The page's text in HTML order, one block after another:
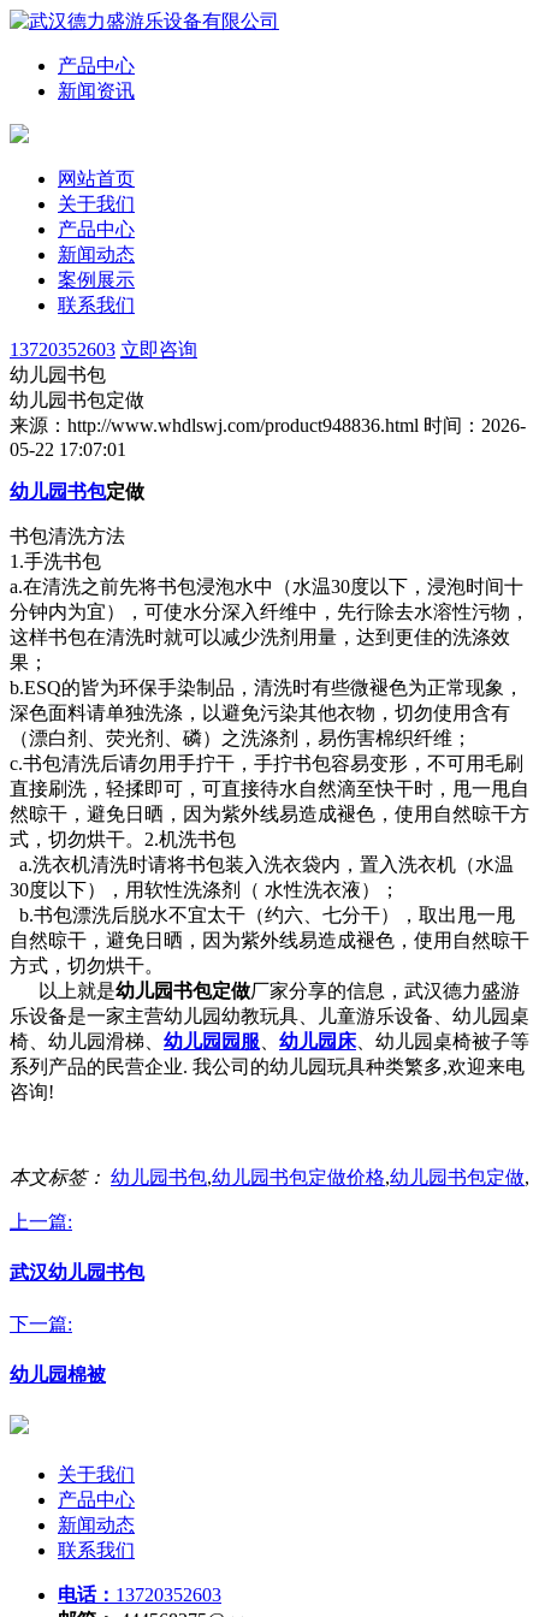
产品中心
新闻资讯
网站首页
关于我们
产品中心
新闻动态
案例展示
联系我们
13720352603 立即咨询
幼儿园书包
幼儿园书包定做
来源：http://www.whdlswj.com/product948836.html 时间：2026-
05-22 17:07:01
幼儿园书包定做
书包清洗方法
1.手洗书包
a.在清洗之前先将书包浸泡水中（水温30度以下，浸泡时间十
分钟内为宜），可使水分深入纤维中，先行除去水溶性污物，
这样书包在清洗时就可以减少洗剂用量，达到更佳的洗涤效
果；
b.ESQ的皆为环保手染制品，清洗时有些微褪色为正常现象，
深色面料请单独洗涤，以避免污染其他衣物，切勿使用含有
（漂白剂、荧光剂、磷）之洗涤剂，易伤害棉织纤维；
c.书包清洗后请勿用手拧干，手拧书包容易变形，不可用毛刷
直接刷洗，轻揉即可，可直接待水自然滴至快干时，甩一甩自
然晾干，避免日晒，因为紫外线易造成褪色，使用自然晾干方
式，切勿烘干。2.机洗书包
a.洗衣机清洗时请将书包装入洗衣袋内，置入洗衣机（水温
30度以下），用软性洗涤剂（ 水性洗衣液）；
b.书包漂洗后脱水不宜太干（约六、七分干），取出甩一甩
自然晾干，避免日晒，因为紫外线易造成褪色，使用自然晾干
方式，切勿烘干。
以上就是幼儿园书包定做厂家分享的信息，武汉德力盛游
乐设备是一家主营幼儿园幼教玩具、儿童游乐设备、幼儿园桌
椅、幼儿园滑梯、 幼儿园园服 幼儿园床、幼儿园桌椅被子等
系列产品的民营企业. 我公司的幼儿园玩具种类繁多,欢迎来电
咨询!
本文标签： 幼儿园书包,幼儿园书包定做价格,幼儿园书包定做,
上一篇:
武汉幼儿园书包
下一篇:
幼儿园棉被
关于我们
产品中心
新闻动态
联系我们
电话： 13720352603